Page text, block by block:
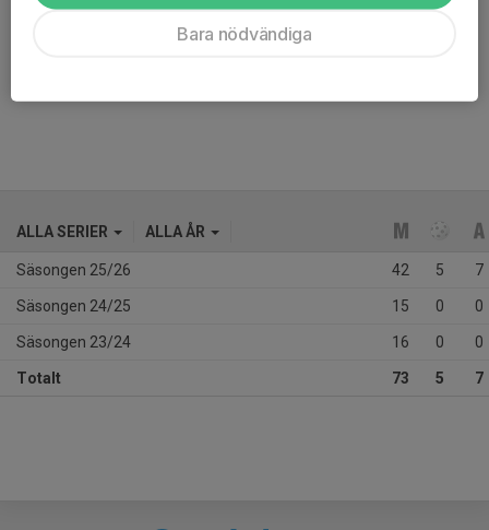
Position
Forward
ALLA SERIER ALLA ÅR
Säsongen 25/26 42 5 7
Säsongen 24/25 15 0 0
Säsongen 23/24 16 0 0
Totalt 73 5 7
Bara nödvändiga